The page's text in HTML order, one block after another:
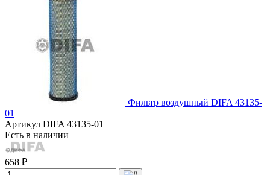
Фильтр воздушный DIFA 43135-
01
Артикул DIFA 43135-01
Есть в наличии
658 ₽